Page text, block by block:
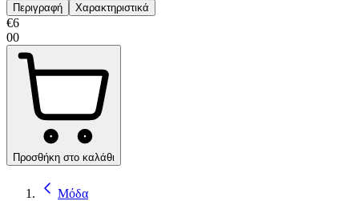
Περιγραφή Χαρακτηριστικά
€6
00
Προσθήκη στο καλάθι
Μόδα